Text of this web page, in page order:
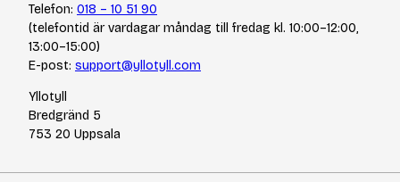
Telefon: 018 – 10 51 90
(telefontid är vardagar måndag till fredag kl. 10:00–12:00,
13:00–15:00)
E-post: support@yllotyll.com
Yllotyll
Bredgränd 5
753 20 Uppsala